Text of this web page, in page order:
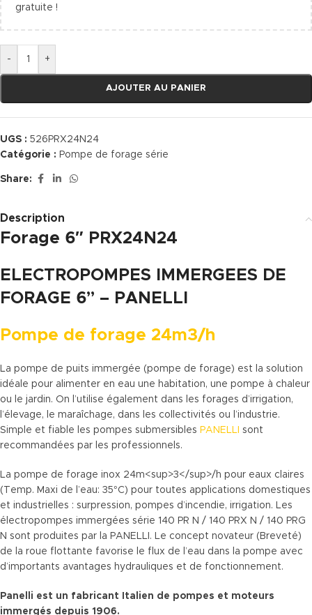
gratuite !
- +
AJOUTER AU PANIER
UGS : 526PRX24N24
Catégorie : Pompe de forage série
Share:
Description
Forage 6″ PRX24N24
ELECTROPOMPES IMMERGEES DE
FORAGE 6” – PANELLI
Pompe de forage 24m3/h
La pompe de puits immergée (pompe de forage) est la solution
idéale pour alimenter en eau une habitation, une pompe à chaleur
ou le jardin. On l’utilise également dans les forages d’irrigation,
l’élevage, le maraîchage, dans les collectivités ou l’industrie.
Simple et fiable les pompes submersibles PANELLI sont
recommandées par les professionnels.
La pompe de forage inox 24m<sup>3</sup>/h pour eaux claires
(Temp. Maxi de l’eau: 35°C) pour toutes applications domestiques
et industrielles : surpression, pompes d’incendie, irrigation. Les
électropompes immergées série 140 PR N / 140 PRX N / 140 PRG
N sont produites par la PANELLI. Le concept novateur (Breveté)
de la roue flottante favorise le flux de l’eau dans la pompe avec
d’importants avantages hydrauliques et de fonctionnement.
Panelli est un fabricant Italien de pompes et moteurs
immergés depuis 1906.